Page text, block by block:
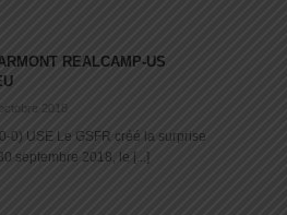
REALCAMP-US
2018
0) USE Le GSFR créé la surprise
septembre 2018, le [...]